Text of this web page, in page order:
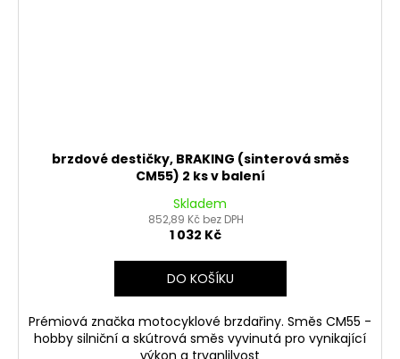
brzdové destičky, BRAKING (sinterová směs
CM55) 2 ks v balení
Skladem
852,89 Kč bez DPH
1 032 Kč
DO KOŠÍKU
Prémiová značka motocyklové brzdařiny. Směs CM55 -
hobby silniční a skútrová směs vyvinutá pro vynikající